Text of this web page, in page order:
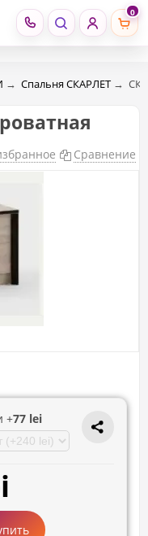
0
→ Спальня СКАРЛЕТ →
Сравнение
+77 lei